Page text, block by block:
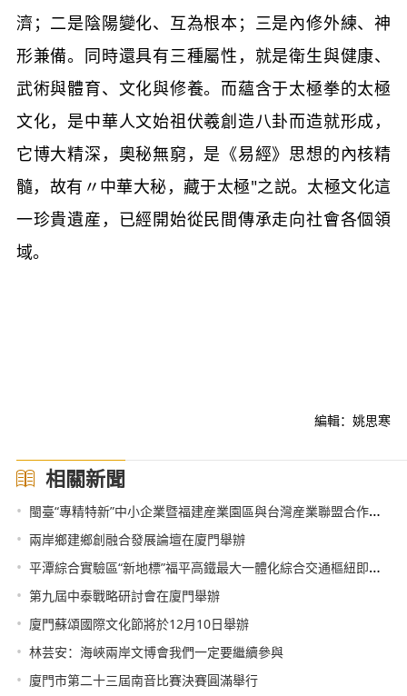
濟；二是陰陽變化、互為根本；三是內修外練、神
形兼備。同時還具有三種屬性，就是衛生與健康、
武術與體育、文化與修養。而蘊含于太極拳的太極
文化，是中華人文始祖伏羲創造八卦而造就形成，
它博大精深，奧秘無窮，是《易經》思想的內核精
髓，故有〃中華大秘，藏于太極"之説。太極文化這
一珍貴遺産，已經開始從民間傳承走向社會各個領
域。
編輯：姚思寒
相關新聞
• 閩臺“專精特新”中小企業暨福建産業園區與台灣産業聯盟合作交流會在廈門舉辦
• 兩岸鄉建鄉創融合發展論壇在廈門舉辦
• 平潭綜合實驗區“新地標”福平高鐵最大一體化綜合交通樞紐即將投入使用
• 第九屆中泰戰略研討會在廈門舉辦
• 廈門蘇頌國際文化節將於12月10日舉辦
• 林芸安：海峽兩岸文博會我們一定要繼續參與
• 廈門市第二十三屆南音比賽決賽圓滿舉行